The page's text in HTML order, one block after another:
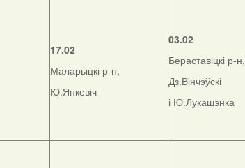
17.02
Маларыцкі р-н,
Ю.Янкевіч
03.02
Бераставіцкі р-н,
Дз.Вінчэўскі
і Ю.Лукашэнка